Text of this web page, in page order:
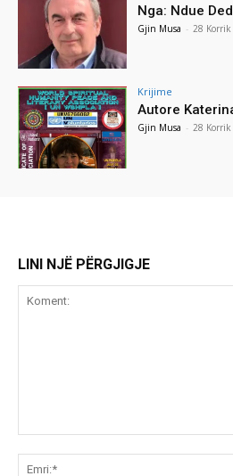
Nga: Ndue
Gjin Musa - 28
Krijime
Autore
Gjin Musa - 28
LINI NJË PËRGJIGJE